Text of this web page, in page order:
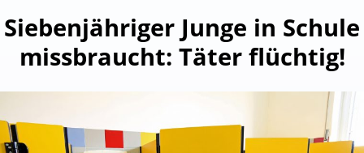
Siebenjähriger Junge in Schule
missbraucht: Täter flüchtig!